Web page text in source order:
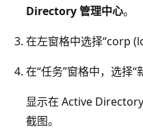
Directory 管理中心。
在左窗格中选择“corp
在“任务”窗格中，选择“
显示在 Active
截图。